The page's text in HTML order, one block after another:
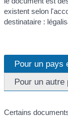
existent selon
destinataire :
Pour un pays
Pour un autre
Certains